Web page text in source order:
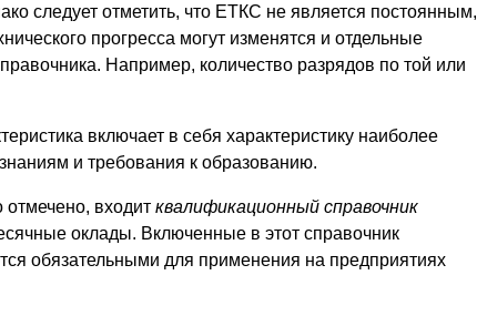
следует отметить, что ЕТКС не является постоянным,
прогресса могут изменятся и отдельные
Например, количество разрядов по той или
включает в себя характеристику наиболее
и требования к образованию.
входитквалификационный справочник
оклады. Включенные в этот справочник
обязательными для применения на предприятиях